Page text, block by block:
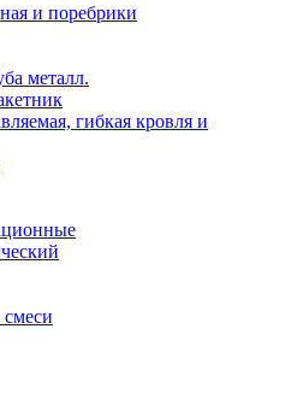
и поребрики
металл.
гибкая кровля и